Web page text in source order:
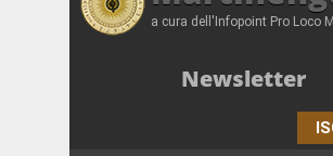
a cura dell'Infopoint Pro Loco
Newsletter